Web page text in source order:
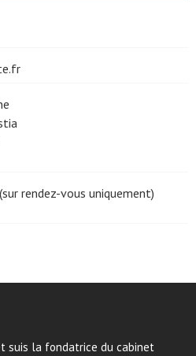
rendez-vous uniquement)
suis la fondatrice du cabinet